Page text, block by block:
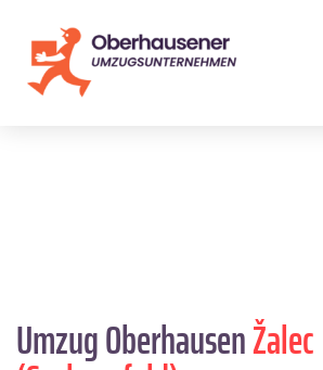
Umzug OberhausenŽalec